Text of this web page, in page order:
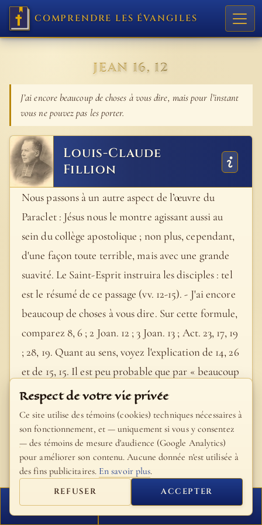
COMPRENDRE LES ÉVANGILES
JEAN 16, 12
J’ai encore beaucoup de choses à vous dire, mais pour l’instant
vous ne pouvez pas les porter.
Louis-Claude
Fillion
Nous passons à un autre aspect de l’œuvre du
Paraclet : Jésus nous le montre agissant aussi au
sein du collège apostolique ; non plus, cependant,
d'une façon toute terrible, mais avec une grande
suavité. Le Saint-Esprit instruira les disciples : tel
est le résumé de ce passage (vv. 12-15). - J'ai encore
beaucoup de choses à vous dire. Sur cette formule,
comparez 8, 6 ; 2 Joan. 12 ; 3 Joan. 13 ; Act. 23, 17, 19
; 28, 19. Quant au sens, voyez l'explication de 14, 26
et de 15, 15. Il est peu probable que par « beaucoup
de choses » Notre-Seigneur ait voulu désigner des
révélations entièrement nouvelles : il pensait
d'abord à un développement plus complet, à une
sorte d'exégèse des vérités communiquées par lui à
ses apôtres. - Mais introduit une restriction.
Quoique Jésus ait donné aux disciples toute sa
confiance (Cf. 15, 14-15), il est des choses qu'il ne
FERMER PROCHAIN VERSET
Respect de votre vie privée
Ce site utilise des témoins (cookies) techniques nécessaires à
son fonctionnement, et — uniquement si vous y consentez
— des témoins de mesure d'audience (Google Analytics)
pour améliorer son contenu. Aucune donnée n'est utilisée à
des fins publicitaires. En savoir plus.
REFUSER ACCEPTER